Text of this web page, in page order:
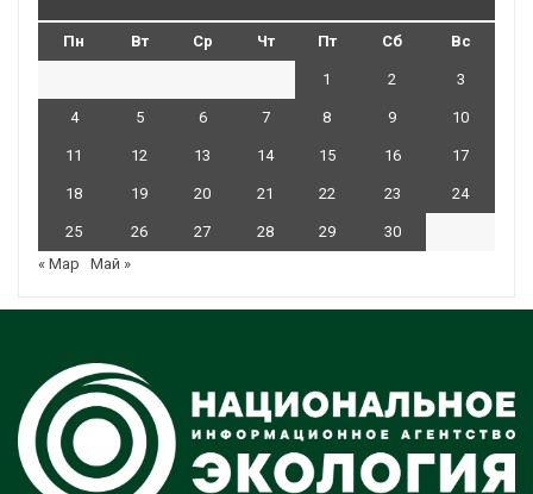
Пн Вт Ср Чт Пт Сб Вс
1 2 3
4 5 6 7 8 9 10
11 12 13 14 15 16 17
18 19 20 21 22 23 24
25 26 27 28 29
30
« Мар
Май »